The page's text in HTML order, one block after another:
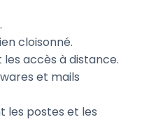
cloisonné.
accès à distance.
et mails
les postes et les